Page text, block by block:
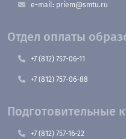
e-mail: priem@smtu.ru
Отдел оплаты
+7 (812) 757-06-11
+7 (812) 757-06-88
Подготовительные
+7 (812) 757-16-22